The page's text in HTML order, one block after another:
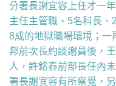
分署長謝宜容上任才一
主任主管職、5名科長
8成的地獄職場環境；一
邦前次長約談謝員後，
人，許銘春前部長任內
署長謝宜容有所察覺，